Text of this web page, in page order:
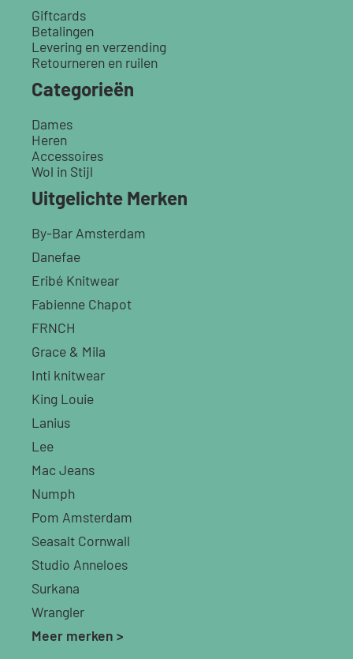
Giftcards
Betalingen
Levering en verzending
Retourneren en ruilen
Categorieën
Dames
Heren
Accessoires
Wol in Stijl
Uitgelichte Merken
By-Bar Amsterdam
Danefae
Eribé Knitwear
Fabienne Chapot
FRNCH
Grace & Mila
Inti knitwear
King Louie
Lanius
Lee
Mac Jeans
Numph
Pom Amsterdam
Seasalt Cornwall
Studio Anneloes
Surkana
Wrangler
Meer merken >